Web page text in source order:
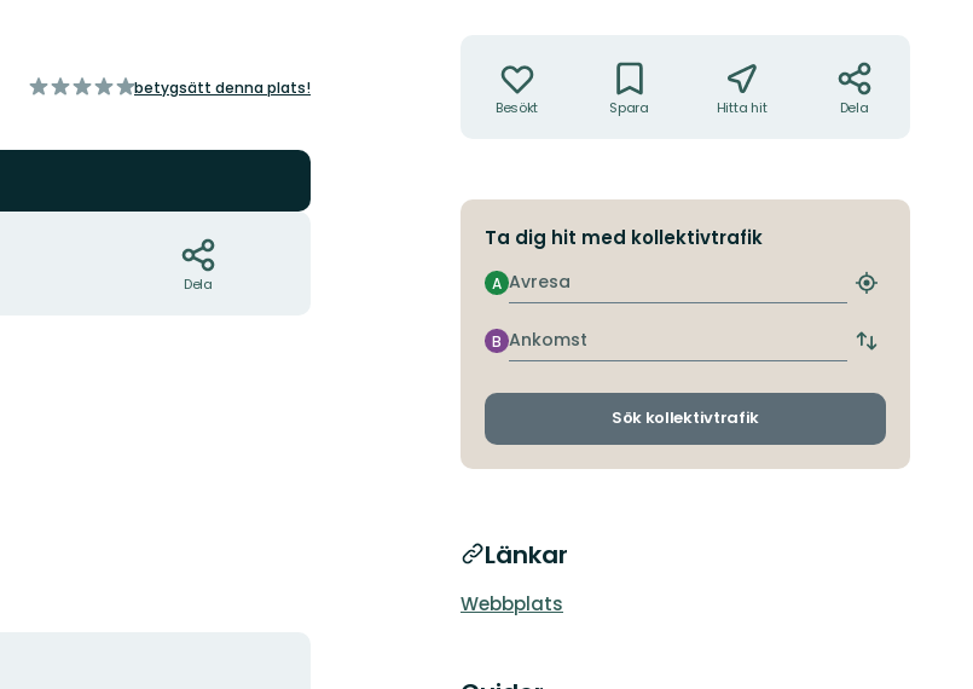
av
betygsätt denna plats!
Dela
Besökt Spara Hitta hit Dela
Ta dig hit med kollektivtrafik
Avresa
A
Hitta
hållplats
Ankomst
B
Byt
och
Sök kollektivtrafik
Länkar
Webbplats